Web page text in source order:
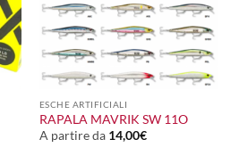
ESCHE ARTIFICIALI
RAPALA MAVRIK SW 11O
A partire da 14,00€